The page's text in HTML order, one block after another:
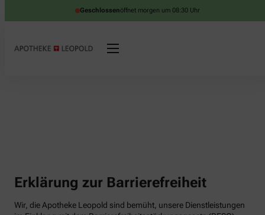
Geschlossenöffnet morgen um 08:30 Uhr
Erklärung zur Barrierefreiheit
Wir, die Apotheke Leopold sind bemüht, unsere Dienstleistungen